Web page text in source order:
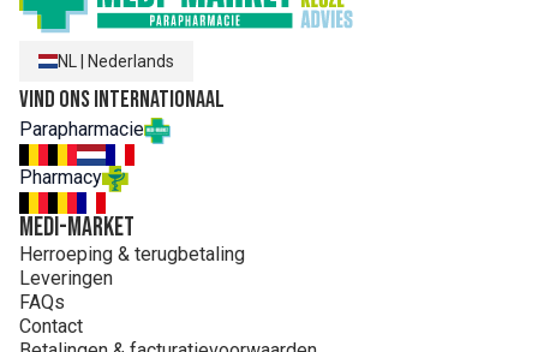
NL Nederlands
Vind ons internationaal
Parapharmacie
Pharmacy
MEDI-MARKET
Herroeping & terugbetaling
Leveringen
FAQs
Contact